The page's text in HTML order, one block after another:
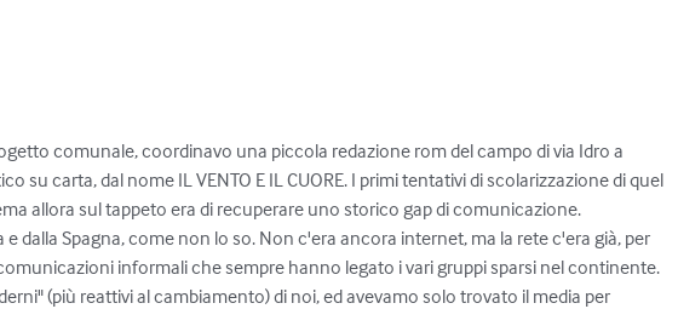
comunale, coordinavo una piccola redazione rom del campo di via Idro a
su carta, dal nome IL VENTO E IL CUORE. I primi tentativi di scolarizzazione di quel
allora sul tappeto era di recuperare uno storico gap di comunicazione.
dalla Spagna, come non lo so. Non c'era ancora internet, ma la rete c'era già, per
informali che sempre hanno legato i vari gruppi sparsi nel continente.
(più reattivi al cambiamento) di noi, ed avevamo solo trovato il media per